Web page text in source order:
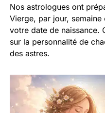
Nos astrologues ont
Vierge, par jour,
votre date de naissance.
sur la personnalité de
des astres.